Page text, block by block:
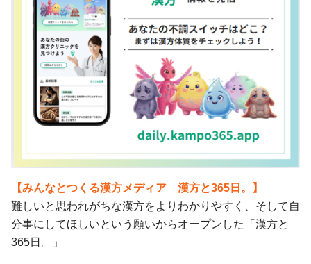
【みんなとつくる漢方メディア 漢方と365日。】
難しいと思われがちな漢方をよりわかりやすく、そして自
分事にしてほしいという願いからオープンした「漢方と
365日。」